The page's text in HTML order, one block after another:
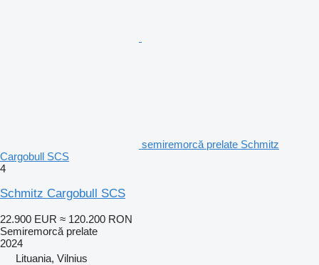
semiremorcă prelate Schmitz
Cargobull SCS
4
Schmitz Cargobull SCS
22.900 EUR ≈ 120.200 RON
Semiremorcă prelate
2024
Lituania, Vilnius